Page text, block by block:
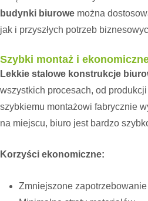
budynki biurowe można
jak i przyszłych potrzeb
Szybki montaż i
Lekkie stalowe konstrukcje
wszystkich procesach, od
szybkiemu montażowi fabrycznie
na miejscu, biuro jest bardzo
Korzyści ekonomiczne:
Zmniejszone zapotrzebowanie